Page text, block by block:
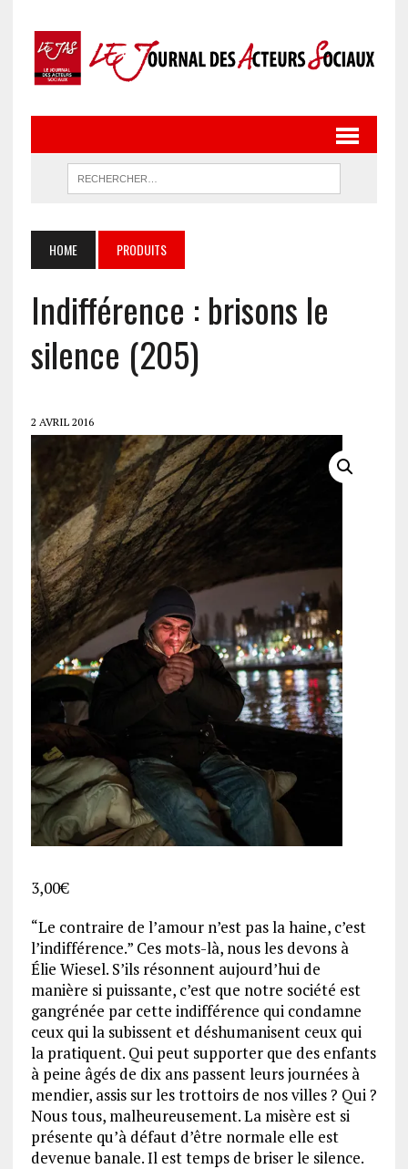
HOME PRODUITS
Indifférence : brisons le
silence (205)
2 AVRIL 2016
3,00€
“Le contraire de l’amour n’est pas la haine, c’est
l’indifférence.” Ces mots-là, nous les devons à
Élie Wiesel. S’ils résonnent aujourd’hui de
manière si puissante, c’est que notre société est
gangrénée par cette indifférence qui condamne
ceux qui la subissent et déshumanisent ceux qui
la pratiquent. Qui peut supporter que des enfants
à peine âgés de dix ans passent leurs journées à
mendier, assis sur les trottoirs de nos villes ? Qui ?
Nous tous, malheureusement. La misère est si
présente qu’à défaut d’être normale elle est
devenue banale. Il est temps de briser le silence.